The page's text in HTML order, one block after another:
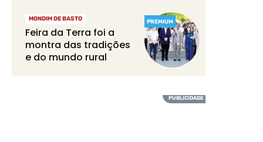
PREMIUM
MONDIM DE BASTO
Feira da Terra foi a
montra das tradições
e do mundo rural